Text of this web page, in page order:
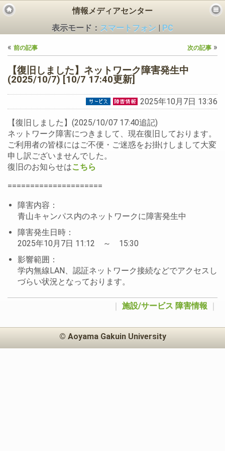
情報メディアセンター
表示モード： スマートフォン
PC
« 前の記事 次の記事 »
【復旧しました】ネットワーク障害発生中
(2025/10/7) [10/7 17:40更新]
2025年10月7日 13:36
【復旧しました】(2025/10/07 17:40追記)
ネットワーク障害につきまして、現在復旧しております。
ご利用者の皆様にはご不便・ご迷惑をお掛けしまして大変
申し訳ございませんでした。
復旧のお知らせはこちら
=====================
障害内容：
青山キャンパス内のネットワークに障害発生中
障害発生日時：
2025年10月7日 11:12 ～ 15:30
影響範囲：
学内無線LAN、認証ネットワーク接続などでアクセスし
づらい状況となっております。
施設/サービス 障害情報
© Aoyama Gakuin University